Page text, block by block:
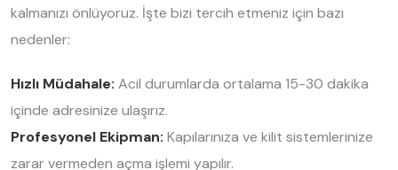
kalmanızı önlüyoruz. İşte bizi tercih etmeniz için bazı
nedenler:
Hızlı Müdahale: Acil durumlarda ortalama 15-30 dakika
içinde adresinize ulaşırız.
Profesyonel Ekipman: Kapılarınıza ve kilit sistemlerinize
zarar vermeden açma işlemi yapılır.